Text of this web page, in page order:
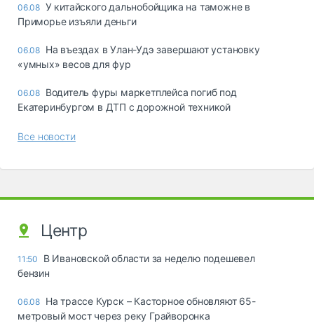
06.08 У китайского дальнобойщика на таможне в
Приморье изъяли деньги
06.08 Ha въeздax в Улaн-Удэ зaвepшaют ycтaнoвкy
«yмныx» вecoв для фyp
06.08 Водитель фуры маркетплейса погиб под
Екатеринбургом в ДТП с дорожной техникой
Все новости
Центр
11:50
В Ивановской области за неделю подешевел
бензин
06.08 На трассе Курск – Касторное обновляют 65-
метровый мост через реку Грайворонка